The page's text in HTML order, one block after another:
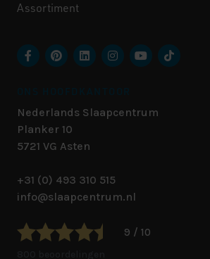
Assortiment
Nederlands Slaapcentrum
Planker 10
5721 VG Asten
+31 (0) 493 310 515
info@slaapcentrum.nl
9 / 10